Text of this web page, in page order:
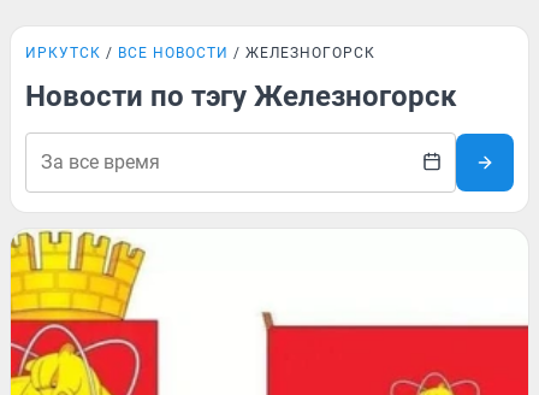
ИРКУТСК ВСЕ НОВОСТИ ЖЕЛЕЗНОГОРСК
Новости по тэгу Железногорск